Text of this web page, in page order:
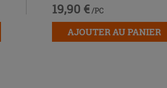
19,90 € /PC
AJOUTER AU PANIER